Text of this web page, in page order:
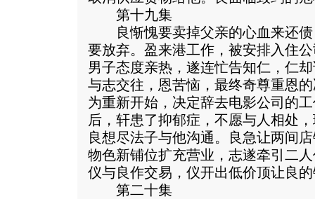
第十九集
良惭愧要卖掉父亲的心血来还债
要放弃。盈来港工作，被安排入住
男子态度亲热，遂连忙告知仁，仁
与志交往，恩苦恼，最终奇尊重恩
为重新开始，决定辞去电影公司的
后，轩患了抑郁症，不愿与人相处
良想尽法子与他沟通。良急让两间
物色新铺位扩充营业，志遂牵引二
仪与良作交易，仪开出低价顶让良
第二十集